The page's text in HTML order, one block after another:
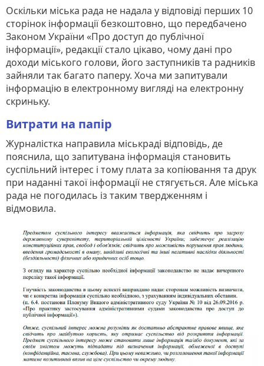
Оскільки міська рада не надала у відповіді перших 10
сторінок інформації безкоштовно, що передбачено
Законом України «Про доступ до публічної
інформації», редакції стало цікаво, чому дані про
доходи міського голови, його заступників та радників
зайняли так багато паперу. Хоча ми запитували
інформацію в електронному вигляді на електронну
скриньку.
Витрати на папір
Журналістка направила міськраді відповідь, де
пояснила, що запитувана інформація становить
суспільний інтерес і тому плата за копіювання та друк
при наданні такої інформації не стягується. Але міська
рада не погодилась із таким твердженням і
відмовила.